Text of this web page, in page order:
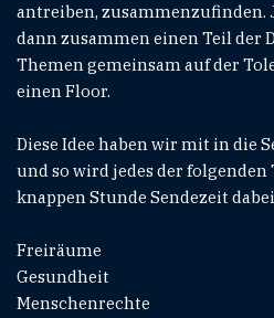
antreiben, zusammenzufinden.
dann zusammen einen Teil der
Themen gemeinsam auf der
einen Floor.
Diese Idee haben wir mit in die
und so wird jedes der
knappen Stunde Sendezeit
Freiräume
Gesundheit
Menschenrechte